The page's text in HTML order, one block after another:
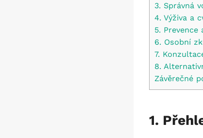
3. Správná
4. Výživa a
5.
6. Osobní
7.
8.
Závěrečné
1.